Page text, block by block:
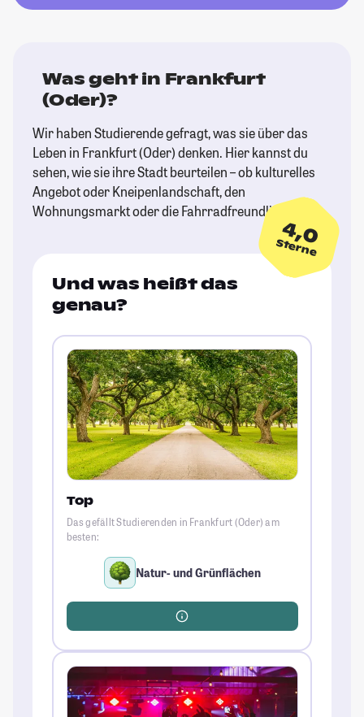
Was geht in Frankfurt
(Oder)?
Wir haben Studierende gefragt, was sie über das
Leben in Frankfurt (Oder) denken. Hier kannst du
sehen, wie sie ihre Stadt beurteilen – ob kulturelles
Angebot oder Kneipenlandschaft, den
Wohnungsmarkt oder die Fahrradfreundlichkeit.
4,0
Sterne
Und was heißt das
genau?
Top
Das gefällt Studierenden in Frankfurt (Oder) am
besten:
Natur- und Grünflächen